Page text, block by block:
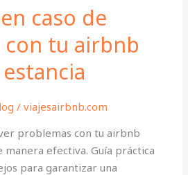
caso de
tu airbnb
/viajesairbnb.com
problemas con tu airbnb
manera efectiva. Guía práctica
para garantizar una